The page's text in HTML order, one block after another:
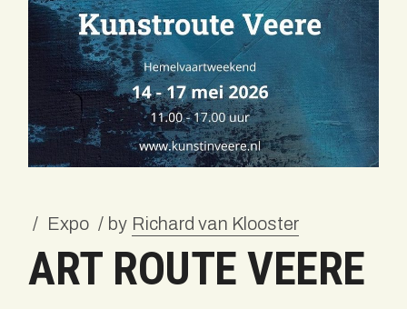
Expo by Richard van Klooster
ART ROUTE VEERE